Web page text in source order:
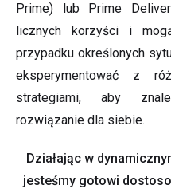
Prime) lub Prime
licznych korzyści i
przypadku określonych
eksperymentować z
strategiami, aby
rozwiązanie dla siebie.
Działając w
jesteśmy gotowi